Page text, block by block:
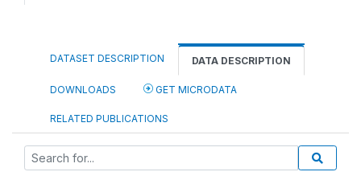
DATASET DESCRIPTION DATA DESCRIPTION
DOWNLOADS GET MICRODATA
RELATED PUBLICATIONS